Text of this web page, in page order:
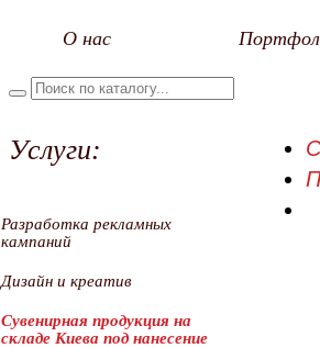
О нас
Услуги:
Разработка рекламных
кампаний
Дизайн и креатив
Сувенирная продукция на
складе Киева под нанесение